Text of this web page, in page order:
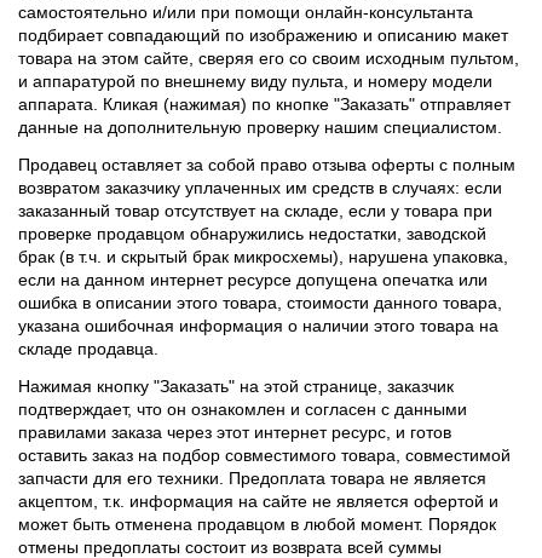
самостоятельно и/или при помощи онлайн-консультанта
подбирает совпадающий по изображению и описанию макет
товара на этом сайте, сверяя его со своим исходным пультом,
и аппаратурой по внешнему виду пульта, и номеру модели
аппарата. Кликая (нажимая) по кнопке "Заказать" отправляет
данные на дополнительную проверку нашим специалистом.
Продавец оставляет за собой право отзыва оферты с полным
возвратом заказчику уплаченных им средств в случаях: если
заказанный товар отсутствует на складе, если у товара при
проверке продавцом обнаружились недостатки, заводской
брак (в т.ч. и скрытый брак микросхемы), нарушена упаковка,
если на данном интернет ресурсе допущена опечатка или
ошибка в описании этого товара, стоимости данного товара,
указана ошибочная информация о наличии этого товара на
складе продавца.
Нажимая кнопку "Заказать" на этой странице, заказчик
подтверждает, что он ознакомлен и согласен с данными
правилами заказа через этот интернет ресурс, и готов
оставить заказ на подбор совместимого товара, совместимой
запчасти для его техники. Предоплата товара не является
акцептом, т.к. информация на сайте не является офертой и
может быть отменена продавцом в любой момент. Порядок
отмены предоплаты состоит из возврата всей суммы